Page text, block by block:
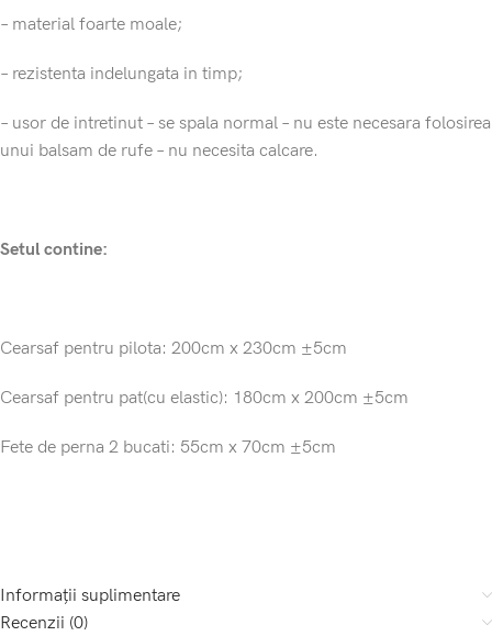
– material foarte moale;
– rezistenta indelungata in timp;
– usor de intretinut – se spala normal – nu este necesara folosirea
unui balsam de rufe – nu necesita calcare.
Setul contine:
Cearsaf pentru pilota: 200cm x 230cm ±5cm
Cearsaf pentru pat(cu elastic): 180cm x 200cm ±5cm
Fete de perna 2 bucati: 55cm x 70cm ±5cm
Informații suplimentare
Recenzii (0)